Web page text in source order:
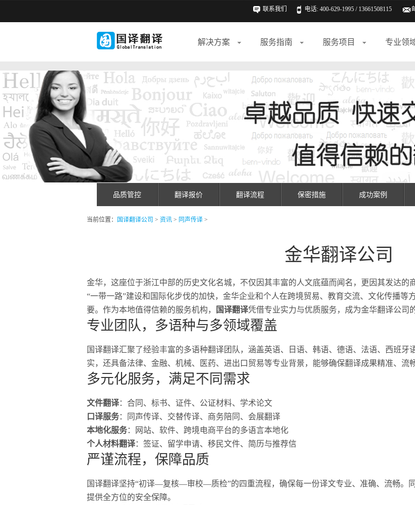
联系我们 电话: 400-629-1995 / 13661508115
解决方案 服务指南 服务项目 专业领
品质管控 翻译报价 翻译流程 保密措施 成功案例
当前位置： 国译翻译公司 > 资讯 > 同声传译 >
金华翻译公司
金华，这座位于浙江中部的历史文化名城，不仅因其丰富的人文底蕴而闻名，更因其发达的
“一带一路”建设和国际化步伐的加快，金华企业和个人在跨境贸易、教育交流、文化传播等
要。作为本地值得信赖的服务机构，
国译翻译凭借专业实力与优质服务，成为金华翻译公司
专业团队，多语种与多领域覆盖
国译翻译汇聚了经验丰富的多语种翻译团队，涵盖英语、日语、韩语、德语、法语、西班
实，还具备法律、金融、机械、医药、进出口贸易等专业背景，能够确保翻译成果精准、流
多元化服务，满足不同需求
文件翻译：合同、标书、证件、公证材料、学术论文
口译服务：同声传译、交替传译、商务陪同、会展翻译
本地化服务：网站、软件、跨境电商平台的多语言本地化
个人材料翻译：签证、留学申请、移民文件、简历与推荐信
严谨流程，保障品质
国译翻译坚持“初译—复核—审校—质检”的四重流程，确保每一份译文专业、准确、流畅。
提供全方位的安全保障。